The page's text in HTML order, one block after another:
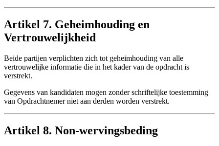
Artikel 7. Geheimhouding en
Vertrouwelijkheid
Beide partijen verplichten zich tot geheimhouding van alle
vertrouwelijke informatie die in het kader van de opdracht is
verstrekt.
Gegevens van kandidaten mogen zonder schriftelijke toestemming
van Opdrachtnemer niet aan derden worden verstrekt.
Artikel 8. Non-wervingsbeding